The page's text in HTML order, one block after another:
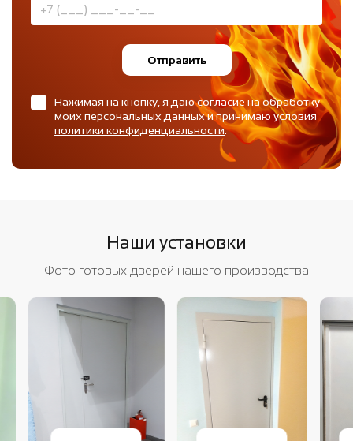
Отправить
Нажимая на кнопку, я даю согласие на обработку
моих персональных данных и принимаюусловия
политики конфиденциальности.
Наши установки
Фото готовых дверей нашего производства